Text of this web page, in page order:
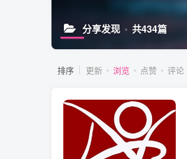
分享发现 共434篇
排序 更新 浏览 点赞 评论